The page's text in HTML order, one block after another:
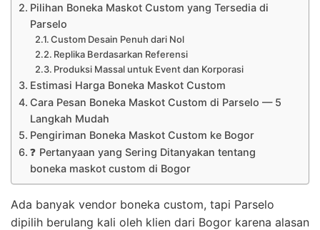
Pilihan Boneka Maskot Custom yang Tersedia di
Parselo
Custom Desain Penuh dari Nol
Replika Berdasarkan Referensi
Produksi Massal untuk Event dan Korporasi
Estimasi Harga Boneka Maskot Custom
Cara Pesan Boneka Maskot Custom di Parselo — 5
Langkah Mudah
Pengiriman Boneka Maskot Custom ke Bogor
❓ Pertanyaan yang Sering Ditanyakan tentang
boneka maskot custom di Bogor
Ada banyak vendor boneka custom, tapi Parselo
dipilih berulang kali oleh klien dari Bogor karena alasan